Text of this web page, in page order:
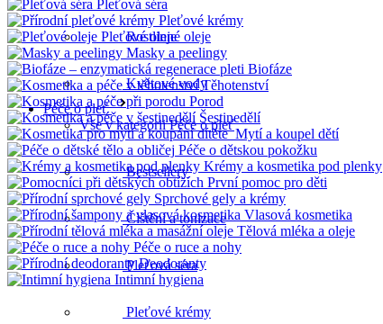
Pleťová séra
Pleťové krémy
Pleťové oleje
Masky a peelingy
Biofáze
Těhotenství
Porod
Šestinedělí
Mytí a koupel dětí
Péče o dětskou pokožku
Krémy a kosmetika pod plenky
První pomoc pro děti
Sprchové gely a krémy
Vlasová kosmetika
Tělová mléka a oleje
Péče o ruce a nohy
Deodoranty
Intimní hygiena
Rostlinné oleje
Květové vody
Péče o pleť
Vše v kategorii Péče o pleť
Bestsellery
Čištění a tonizace
Pleťová séra
Pleťové krémy